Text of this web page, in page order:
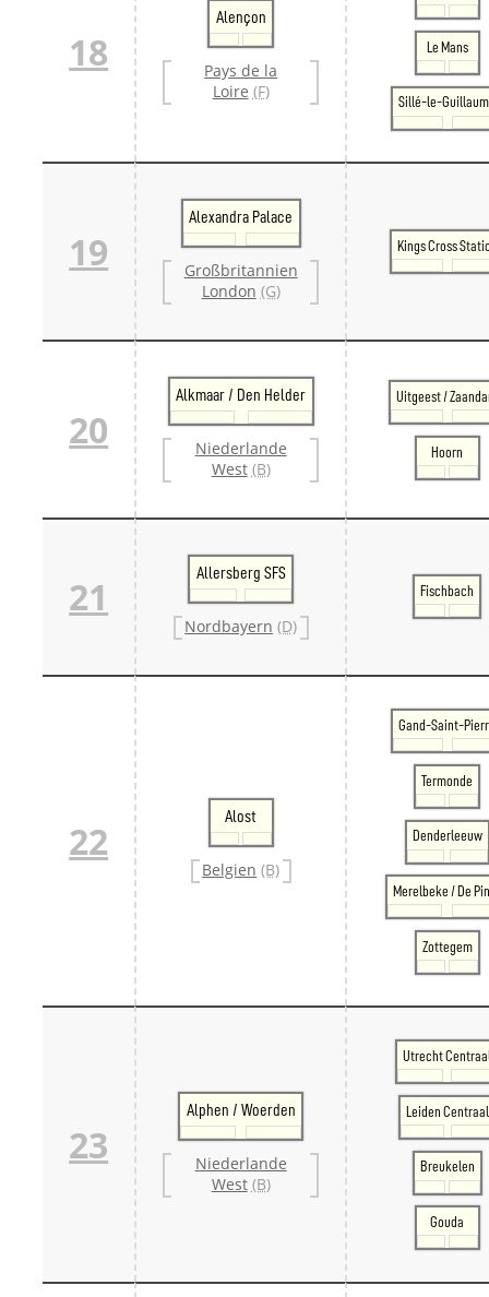
18
Alençon
Pays de la
Loire (F)
Le Mans
Sillé-le-
19
Alexandra Palace
Großbritannien
London (G)
Kings Cross
20
Alkmaar / Den Helder
Niederlande
West (B)
Uitgeest /
Hoorn
21
Allersberg SFS
Nordbayern (D)
Fischbach
22
Alost
Belgien (B)
Gand-Saint-
Termonde
Denderleeuw
Merelbeke / De
Zottegem
23
Alphen / Woerden
Niederlande
West (B)
Utrecht
Leiden Centraal
Breukelen
Gouda